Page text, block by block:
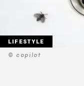
© copilot
LIFESTYLE